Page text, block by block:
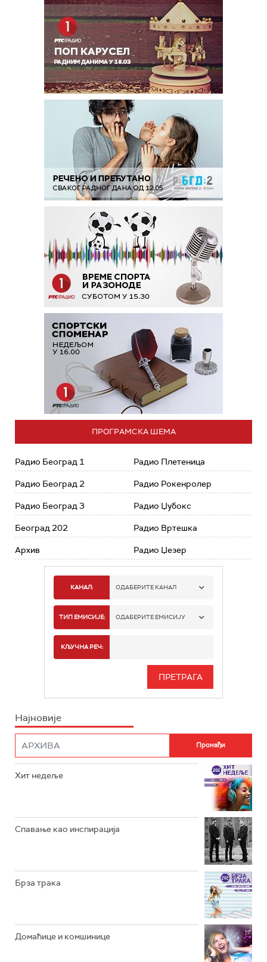
ПРОГРАМСКА ШЕМА
Радио Београд 1
Радио Београд 2
Радио Београд 3
Београд 202
Архив
Радио Плетеница
Радио Рокенролер
Радио Џубокс
Радио Вртешка
Радио Џезер
КАНАЛ: ОДАБЕРИТЕ КАНАЛ
РАДИО БЕОГРАД 1
РАДИО БЕОГРАД 3
РАДИО РОКЕНРОЛЕР
РАДИО ЏЕЗЕР
ТИП ЕМИСИЈЕ: ОДАБЕРИТЕ ЕМИСИЈУ
ИНФО
КЉУЧНА РЕЧ:
Најновије
Хит недеље
Спавање као инспирација
Брза трака
Домаћице и комшинице